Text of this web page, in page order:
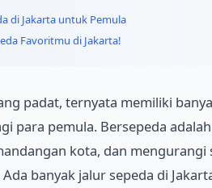
di Jakarta untuk Pemula
Favoritmu di Jakarta!
padat, ternyata memiliki
para pemula. Bersepeda
kota, dan mengurangi
banyak jalur sepeda di